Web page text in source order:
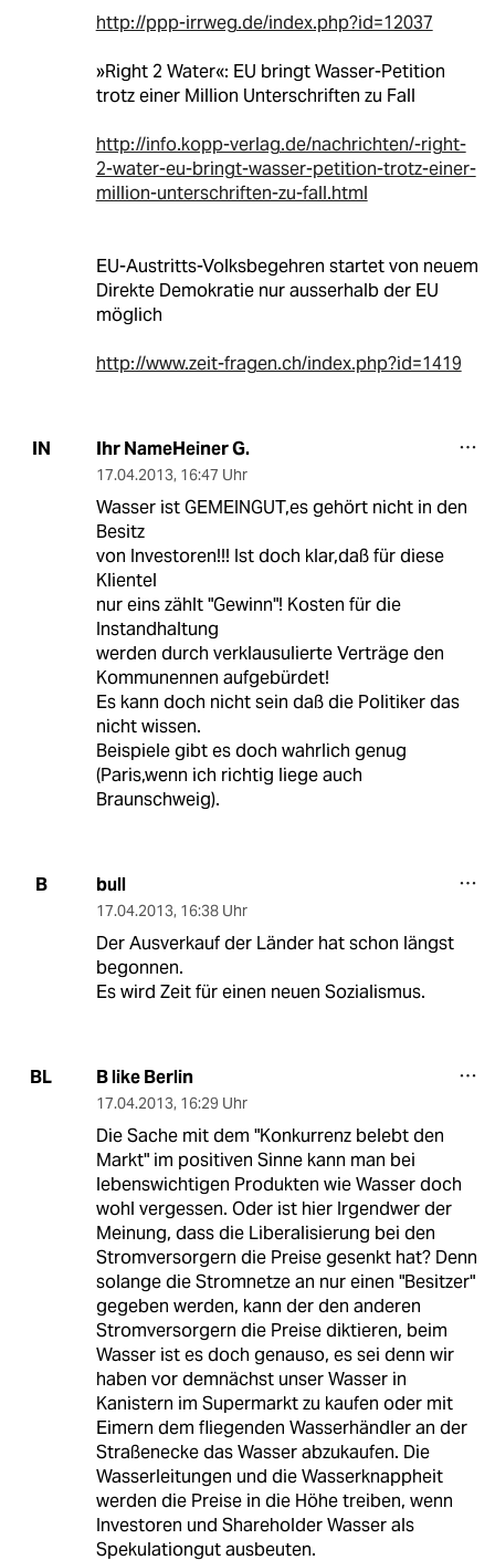
http://ppp-irrweg.de/index.php?id=12037
»Right 2 Water«: EU bringt Wasser-Petition
trotz einer Million Unterschriften zu Fall
http://info.kopp-verlag.de/nachrichten/-right-
2-water-eu-bringt-wasser-petition-trotz-einer-
million-unterschriften-zu-fall.html
EU-Austritts-Volksbegehren startet von neuem
Direkte Demokratie nur ausserhalb der EU
möglich
http://www.zeit-fragen.ch/index.php?id=1419
IN Ihr NameHeiner G.
17.04.2013, 16:47 Uhr
Wasser ist GEMEINGUT,es gehört nicht in den
Besitz
von Investoren!!! Ist doch klar,daß für diese
Klientel
nur eins zählt "Gewinn"! Kosten für die
Instandhaltung
werden durch verklausulierte Verträge den
Kommunennen aufgebürdet!
Es kann doch nicht sein daß die Politiker das
nicht wissen.
Beispiele gibt es doch wahrlich genug
(Paris,wenn ich richtig liege auch
Braunschweig).
B bull
17.04.2013, 16:38 Uhr
Der Ausverkauf der Länder hat schon längst
begonnen.
Es wird Zeit für einen neuen Sozialismus.
BL B like Berlin
17.04.2013, 16:29 Uhr
Die Sache mit dem "Konkurrenz belebt den
Markt" im positiven Sinne kann man bei
lebenswichtigen Produkten wie Wasser doch
wohl vergessen. Oder ist hier Irgendwer der
Meinung, dass die Liberalisierung bei den
Stromversorgern die Preise gesenkt hat? Denn
solange die Stromnetze an nur einen "Besitzer"
gegeben werden, kann der den anderen
Stromversorgern die Preise diktieren, beim
Wasser ist es doch genauso, es sei denn wir
haben vor demnächst unser Wasser in
Kanistern im Supermarkt zu kaufen oder mit
Eimern dem fliegenden Wasserhändler an der
Straßenecke das Wasser abzukaufen. Die
Wasserleitungen und die Wasserknappheit
werden die Preise in die Höhe treiben, wenn
Investoren und Shareholder Wasser als
Spekulationgut ausbeuten.